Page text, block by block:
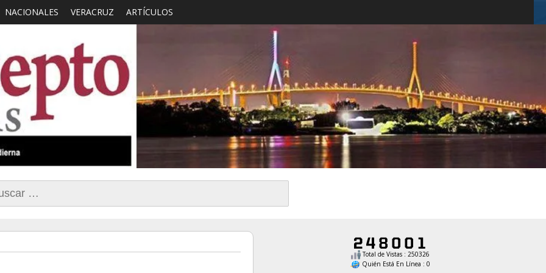
con Sentido Comun
NACIONALES VERACRUZ ARTÍCULOS
Total de Vistas : 250326
Quién Está En Línea : 0